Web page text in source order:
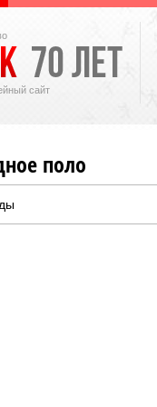
сайт
поло